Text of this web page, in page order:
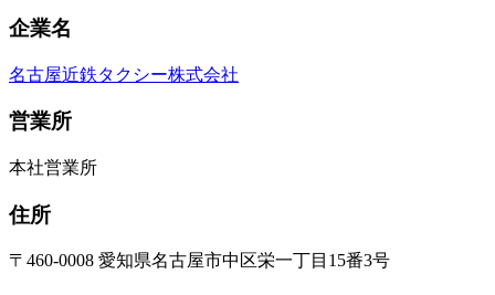
企業名
名古屋近鉄タクシー株式会社
営業所
本社営業所
住所
〒460-0008 愛知県名古屋市中区栄一丁目15番3号